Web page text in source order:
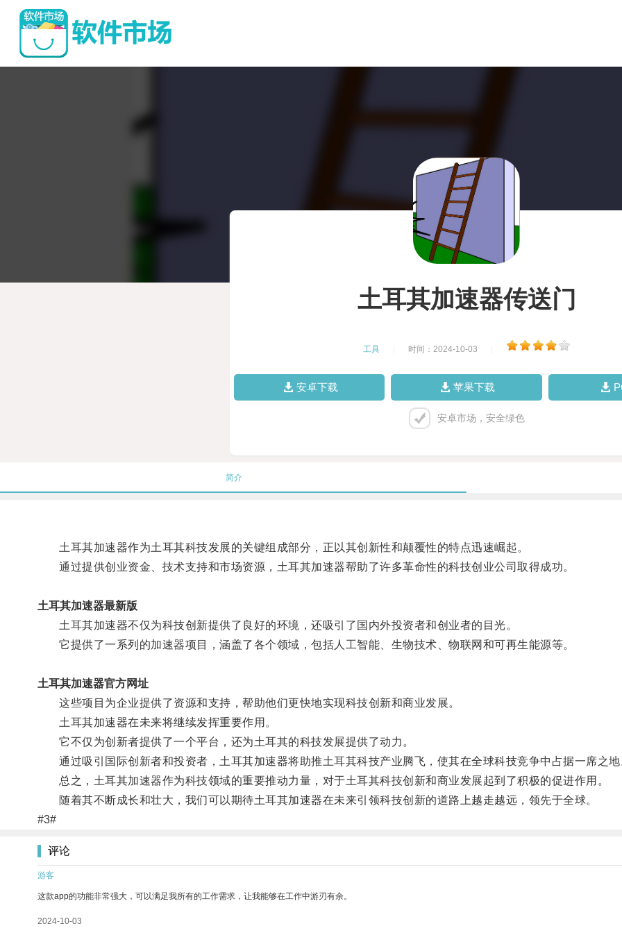
土耳其加速器传送门
工具 时间：2024-10-03
安卓下载 苹果下载
安卓市场，安全绿色
简介
土耳其加速器作为土耳其科技发展的关键组成部分，正以其创新性和颠覆性的特点迅速崛起。
通过提供创业资金、技术支持和市场资源，土耳其加速器帮助了许多革命性的科技创业公司取得成功。
土耳其加速器最新版
土耳其加速器不仅为科技创新提供了良好的环境，还吸引了国内外投资者和创业者的目光。
它提供了一系列的加速器项目，涵盖了各个领域，包括人工智能、生物技术、物联网和可再生能源等。
土耳其加速器官方网址
这些项目为企业提供了资源和支持，帮助他们更快地实现科技创新和商业发展。
土耳其加速器在未来将继续发挥重要作用。
它不仅为创新者提供了一个平台，还为土耳其的科技发展提供了动力。
通过吸引国际创新者和投资者，土耳其加速器将助推土耳其科技产业腾飞，使其在全球科技竞争中占据一席之地
总之，土耳其加速器作为科技领域的重要推动力量，对于土耳其科技创新和商业发展起到了积极的促进作用。
随着其不断成长和壮大，我们可以期待土耳其加速器在未来引领科技创新的道路上越走越远，领先于全球。
#3#
评论
游客
这款app的功能非常强大，可以满足我所有的工作需求，让我能够在工作中游刃有余。
2024-10-03